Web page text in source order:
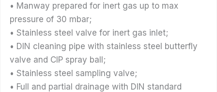
• Manway prepared for inert gas up to max
pressure of 30 mbar;
• Stainless steel valve for inert gas inlet;
• DIN cleaning pipe with stainless steel butterfly
valve and CIP spray ball;
• Stainless steel sampling valve;
• Full and partial drainage with DIN standard